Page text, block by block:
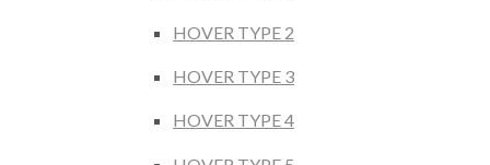
HOVER TYPE 2
HOVER TYPE 3
HOVER TYPE 4